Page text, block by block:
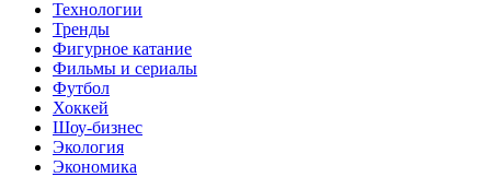
Технологии
Тренды
Фигурное катание
Фильмы и сериалы
Футбол
Хоккей
Шоу-бизнес
Экология
Экономика